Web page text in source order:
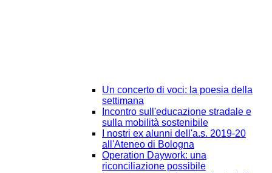
Un concerto di voci: la poesia della
settimana
Incontro sull'educazione stradale e
sulla mobilità sostenibile
I nostri ex alunni dell'a.s. 2019-20
all'Ateneo di Bologna
Operation Daywork: una
riconciliazione possibile